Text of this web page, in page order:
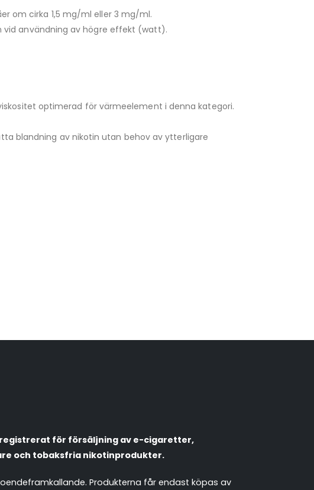
om cirka 1,5 mg/ml eller 3 mg/ml.
vid användning av högre effekt (watt).
optimerad för värmeelement i denna kategori.
blandning av nikotin utan behov av ytterligare
för försäljning av e-cigaretter,
och tobaksfria nikotinprodukter.
Produkterna får endast köpas av
Vitsnus Leverans & frakt